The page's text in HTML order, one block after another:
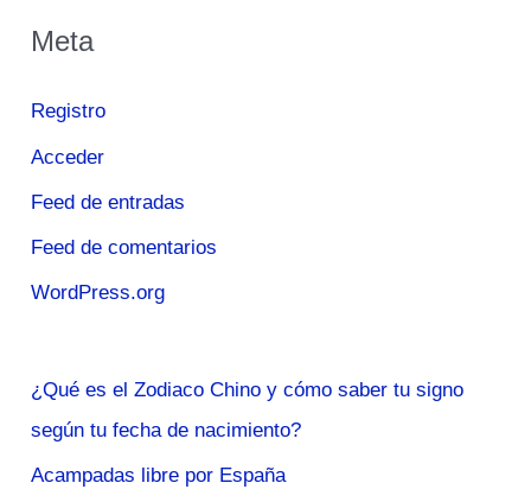
Meta
Registro
Acceder
Feed de entradas
Feed de comentarios
WordPress.org
¿Qué es el Zodiaco Chino y cómo saber tu signo
según tu fecha de nacimiento?
Acampadas libre por España